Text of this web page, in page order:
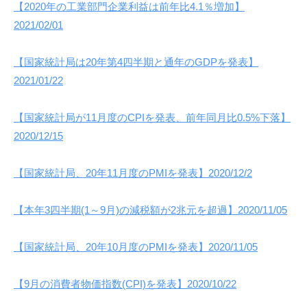
【2020年の工業部門企業利益は前年比4.1％増加】
2021/02/01
【国家統計局は20年第4四半期と通年のGDPを発表】
2021/01/22
【国家統計局が11月度のCPIを発表、前年同月比0.5%下落】
2020/12/15
【国家統計局、20年11月度のPMIを発表】2020/12/2
【本年3四半期(1～9月)の減税額が2兆元を超過】2020/11/05
【国家統計局、20年10月度のPMIを発表】2020/11/05
【9月の消費者物価指数(CPI)を発表】2020/10/22